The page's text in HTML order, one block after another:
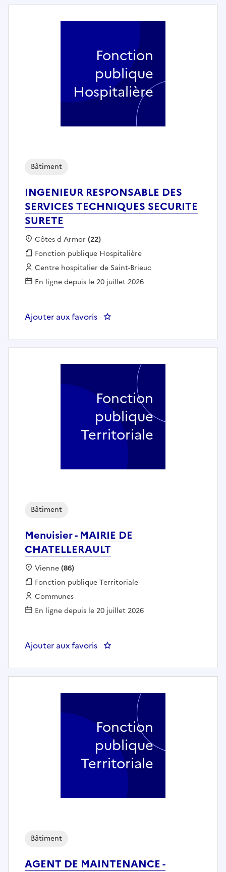
INGENIEUR RESPONSABLE DES
SERVICES TECHNIQUES SECURITE
SURETE
Bâtiment
Localisation :
Côtes d Armor (22)
Fonction publique :
Fonction publique Hospitalière
Employeur :
Centre hospitalier de Saint-Brieuc
En ligne depuis le 20 juillet 2026
Ajouter aux favoris : INGENIEUR RESPONSABLE
Fonction
publique
Hospitalière
Menuisier - MAIRIE DE
CHATELLERAULT
Bâtiment
Localisation :
Vienne(86)
Fonction publique :
Fonction publique Territoriale
Employeur :
Communes
En ligne depuis le 20 juillet 2026
Ajouter aux favoris : Menuisier - MAIRIE DE
Fonction
publique
Territoriale
AGENT DE MAINTENANCE -
Bâtiment
Fonction
publique
Territoriale